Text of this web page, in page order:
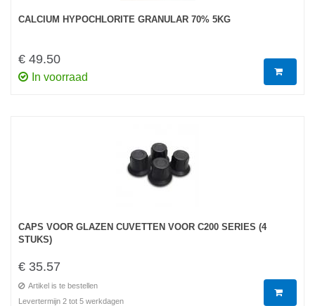
CALCIUM HYPOCHLORITE GRANULAR 70% 5KG
€ 49.50
In voorraad
CAPS VOOR GLAZEN CUVETTEN VOOR C200 SERIES (4
STUKS)
€ 35.57
Artikel is te bestellen
Levertermijn 2 tot 5 werkdagen